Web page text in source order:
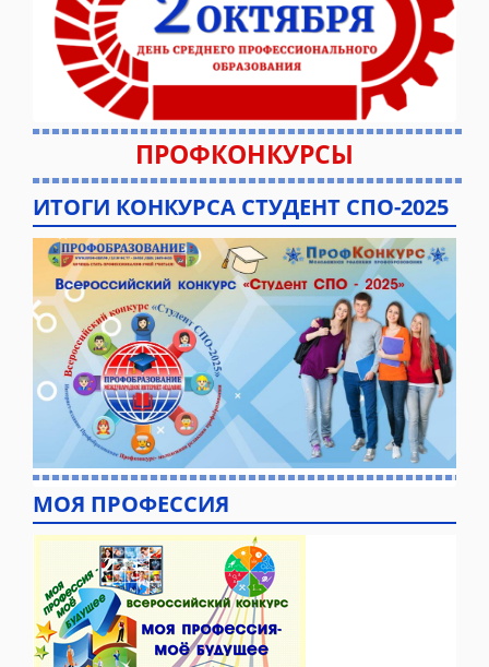
ПРОФКОНКУРСЫ
ИТОГИ КОНКУРСА СТУДЕНТ СПО-2025
МОЯ ПРОФЕССИЯ